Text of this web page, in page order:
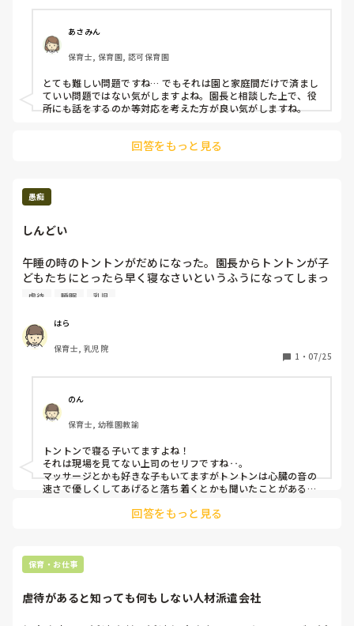
で、常習犯だということでした。
すぐに警察の方が連絡をしてくれましたが、こういう時って
しかもその子。
朝寒い中、上着も着ないで、裸足にサンダル。
まさか自分がそういう子を保護してもらうために交番に行く
とは思わなかったです😱
れで遅刻しても有休になってしまうのか⁈と思ってしまった
その場合、申し訳ないけど、交番から職場に状況を説明して
もらおうと思ったり(^д^;)
30分も拘束されたので予定が狂いバッタバタ💦
まぁ、時間経ってから、心配で再度交番に子供がどうなった
か確認したところ、電話の向こうで大泣きしている声が聞こ
交番が怖い、ママに会いたいというよりかは、保護した時も
だけれど「外で遊びたい！ブーブのとこ行きたい！」って理
由で、交番の扉から何度も飛び出そうとしていたんですよね
咄嗟に鍵をかけちゃった私です(^д^;)（笑）
あさみん
保育士, 保育園, 認可保育園
とても難しい問題ですね… でもそれは園と家庭間だけで済まし
ていい問題ではない気がしますよね。園長と相談した上で、役
所にも話をするのか等対応を考えた方が良い気がしますね。
回答をもっと見る
愚痴
しんどい
午睡の時のトントンがだめになった。園長からトントンが子
どもたちにとったら早く寝なさいというふうになってしまっ
て虐待と言われたけど、トントンが好きで落ち着いて寝れる
思いを受け止めてるのにそう言われるとマジでしんどい。ほ
んとに最近虐待が大げさすぎて泣けてくる。保育士やめたく
なる。
虐待 睡眠 乳児
はら
保育士, 乳児院
1 ・ 07/25
のん
保育士, 幼稚園教諭
トントンで寝る子いてますよね！
それは現場を見てない上司のセリフですね‥。
マッサージとかも好きな子もいてますがトントンは心臓の音の
速さで優しくしてあげると落ち着くとかも聞いたことがあるの
回答をもっと見る
保育・お仕事
虐待があると知っても何もしない人材派遣会社